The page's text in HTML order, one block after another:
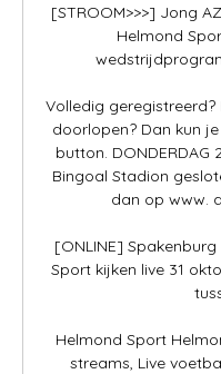
[STROOM>>>] Jong
Helmond
Volledig
doorlopen? Dan kun
button. DONDERDAG
Bingoal Stadion
dan op www.
[ONLINE]
Sport kijken live 31
Helmond Sport
streams, Live